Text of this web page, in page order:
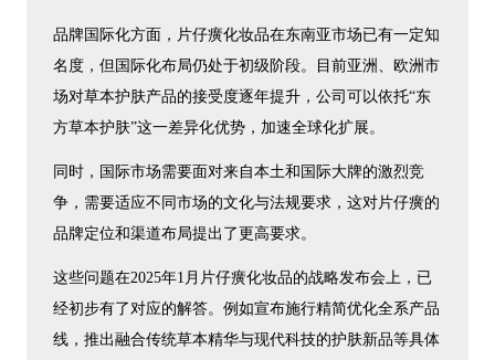
品牌国际化方面，片仔癀化妆品在东南亚市场已有一定知
名度，但国际化布局仍处于初级阶段。目前亚洲、欧洲市
场对草本护肤产品的接受度逐年提升，公司可以依托“东
方草本护肤”这一差异化优势，加速全球化扩展。
同时，国际市场需要面对来自本土和国际大牌的激烈竞
争，需要适应不同市场的文化与法规要求，这对片仔癀的
品牌定位和渠道布局提出了更高要求。
这些问题在2025年1月片仔癀化妆品的战略发布会上，已
经初步有了对应的解答。例如宣布施行精简优化全系产品
线，推出融合传统草本精华与现代科技的护肤新品等具体